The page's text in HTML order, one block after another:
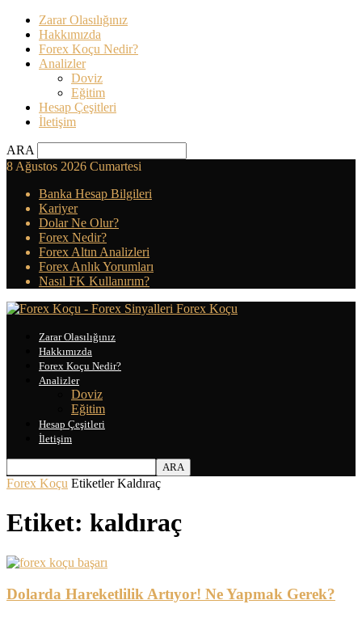
Zarar Olasılığınız
Hakkımızda
Forex Koçu Nedir?
Analizler
Doviz
Eğitim
Hesap Çeşitleri
İletişim
ARA
8 Ağustos 2026 Cumartesi
Banka Hesap Bilgileri
Kariyer
Dolar Ne Olur?
Forex Nedir?
Forex Altın Analizleri
Forex Anlık Yorumları
Nasıl FK Kullanırım?
Forex Koçu
Zarar Olasılığınız
Hakkımızda
Forex Koçu Nedir?
Analizler
Doviz
Eğitim
Hesap Çeşitleri
İletişim
Forex Koçu Etiketler Kaldıraç
Etiket: kaldıraç
Dolarda Hareketlilik Artıyor! Ne Yapmak Gerek?